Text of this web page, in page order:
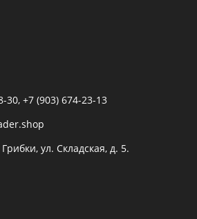
30, +7 (903) 674-23-13
ул. Складская, д. 5.